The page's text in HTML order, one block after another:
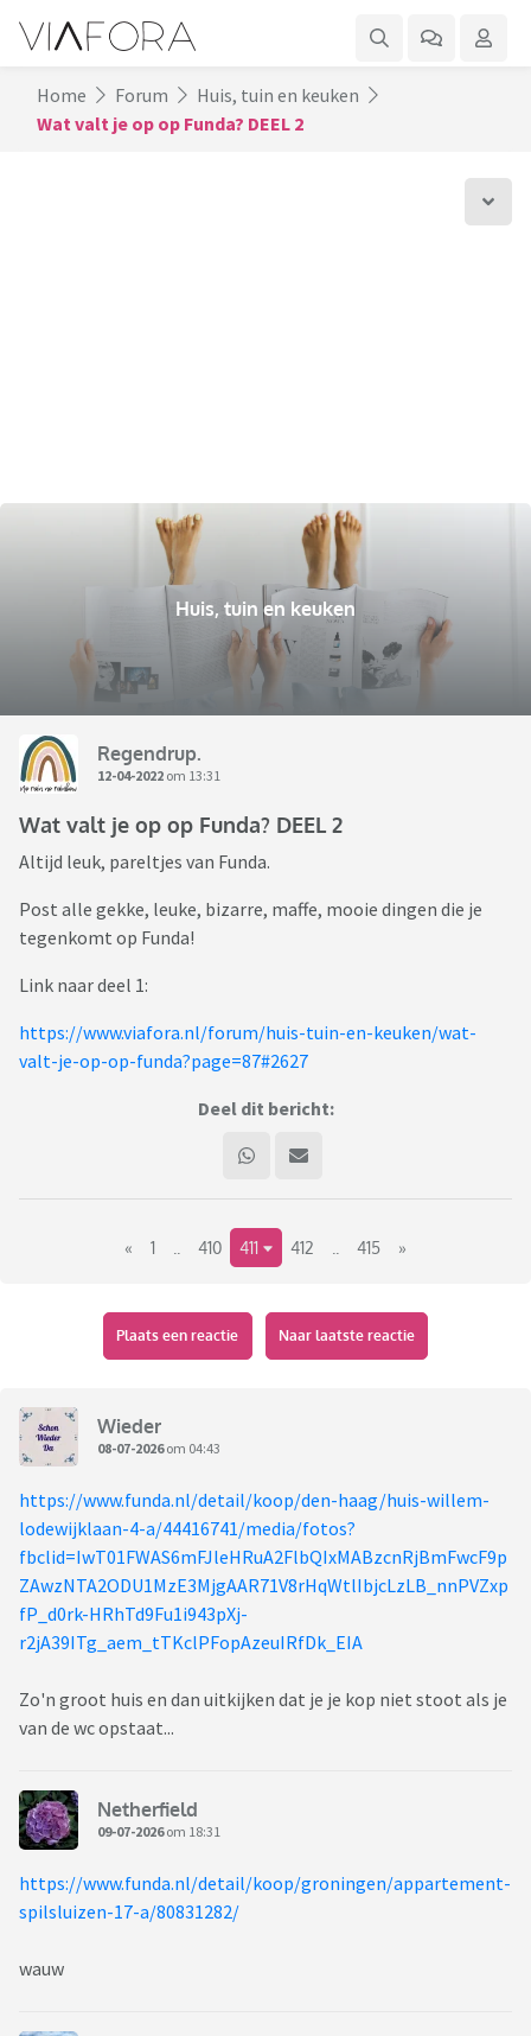
Home Forum
Huis, tuin en keuken
Wat valt je op op Funda? DEEL 2
Huis, tuin en keuken
Regendrup.
12-04-2022 om 13:31
Wat valt je op op Funda? DEEL 2
Altijd leuk, pareltjes van Funda.
Post alle gekke, leuke, bizarre, maffe, mooie dingen die je
tegenkomt op Funda!
Link naar deel 1:
https://www.viafora.nl/forum/huis-tuin-en-keuken/wat-
valt-je-op-op-funda?page=87#2627
Deel dit bericht:
« 1 410 411 412 415 »
Plaats een reactie Naar laatste reactie
Wieder
08-07-2026om 04:43
https://www.funda.nl/detail/koop/den-haag/huis-willem-
lodewijklaan-4-a/44416741/media/fotos?
fbclid=IwT01FWAS6mFJleHRuA2FlbQIxMABzcnRjBmFwcF9p
ZAwzNTA2ODU1MzE3MjgAAR71V8rHqWtlIbjcLzLB_nnPVZxp
fP_d0rk-HRhTd9Fu1i943pXj-
r2jA39ITg_aem_tTKclPFopAzeuIRfDk_EIA
Zo'n groot huis en dan uitkijken dat je je kop niet stoot als je
van de wc opstaat...
Netherfield
09-07-2026om 18:31
https://www.funda.nl/detail/koop/groningen/appartement-
spilsluizen-17-a/80831282/
wauw